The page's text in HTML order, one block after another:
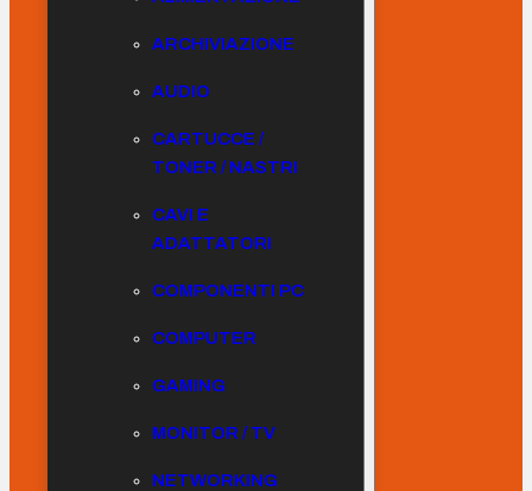
ARCHIVIAZIONE
AUDIO
CARTUCCE /
TONER / NASTRI
CAVI E
ADATTATORI
COMPONENTI PC
COMPUTER
GAMING
MONITOR / TV
NETWORKING